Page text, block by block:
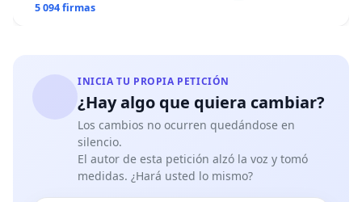
5 094 firmas
INICIA TU PROPIA PETICIÓN
¿Hay algo que quiera cambiar?
Los cambios no ocurren quedándose en
silencio.
El autor de esta petición alzó la voz y tomó
medidas. ¿Hará usted lo mismo?